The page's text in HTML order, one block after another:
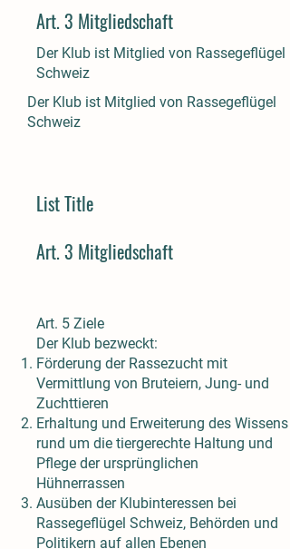
Art. 3 Mitgliedschaft
Der Klub ist Mitglied von Rassegeflügel
Schweiz
Der Klub ist Mitglied von Rassegeflügel
Schweiz
List Title
Art. 3 Mitgliedschaft
Art. 5 Ziele
Der Klub bezweckt:
Förderung der Rassezucht mit
Vermittlung von Bruteiern, Jung- und
Zuchttieren
Erhaltung und Erweiterung des Wissens
rund um die tiergerechte Haltung und
Pflege der ursprünglichen
Hühnerrassen
Ausüben der Klubinteressen bei
Rassegeflügel Schweiz, Behörden und
Politikern auf allen Ebenen